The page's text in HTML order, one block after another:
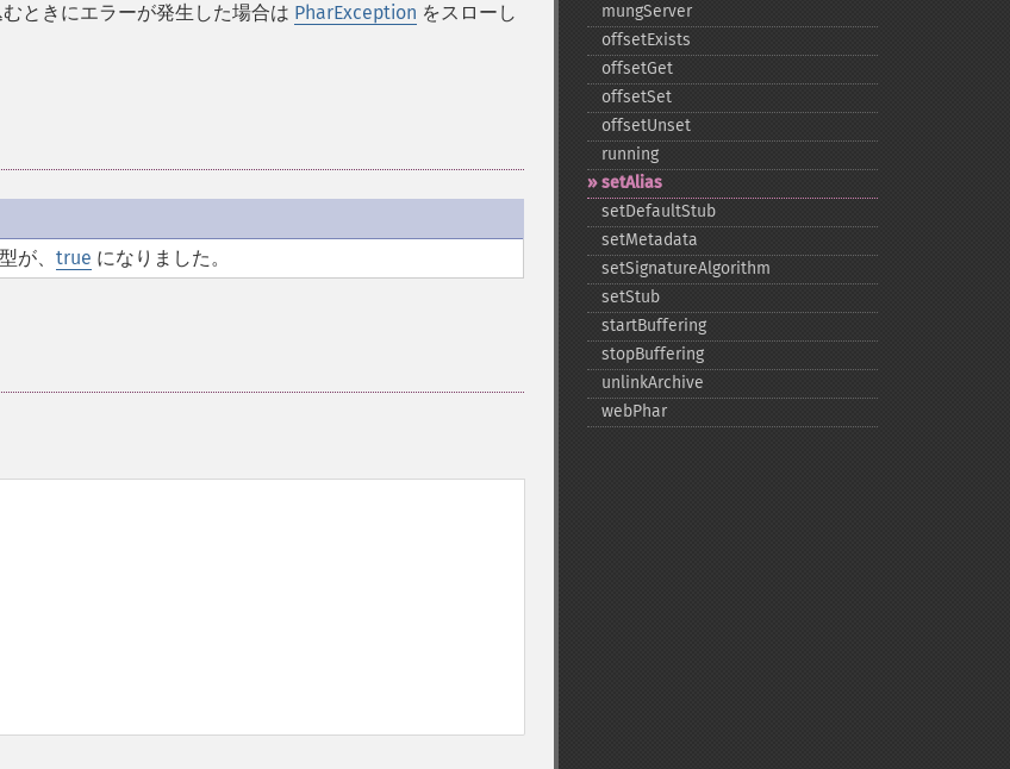
ときにエラーが発生した場合は PharException をスローし
が、 true になりました。
mungServer
offsetExists
offsetGet
offsetSet
offsetUnset
running
setAlias
setDefaultStub
setMetadata
setSignatureAlgorithm
setStub
startBuffering
stopBuffering
unlinkArchive
webPhar